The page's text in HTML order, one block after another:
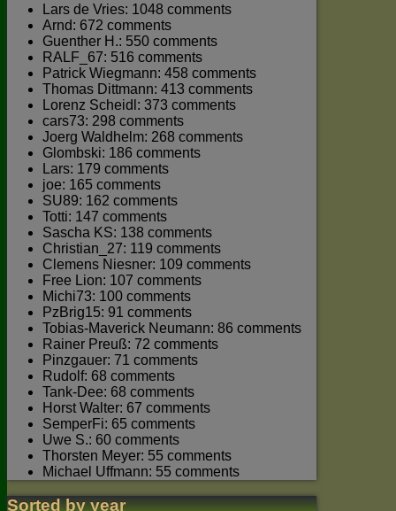
Lars de Vries: 1048 comments
Arnd: 672 comments
Guenther H.: 550 comments
RALF_67: 516 comments
Patrick Wiegmann: 458 comments
Thomas Dittmann: 413 comments
Lorenz Scheidl: 373 comments
cars73: 298 comments
Joerg Waldhelm: 268 comments
Glombski: 186 comments
Lars: 179 comments
joe: 165 comments
SU89: 162 comments
Totti: 147 comments
Sascha KS: 138 comments
Christian_27: 119 comments
Clemens Niesner: 109 comments
Free Lion: 107 comments
Michi73: 100 comments
PzBrig15: 91 comments
Tobias-Maverick Neumann: 86 comments
Rainer Preuß: 72 comments
Pinzgauer: 71 comments
Rudolf: 68 comments
Tank-Dee: 68 comments
Horst Walter: 67 comments
SemperFi: 65 comments
Uwe S.: 60 comments
Thorsten Meyer: 55 comments
Michael Uffmann: 55 comments
Sorted by year